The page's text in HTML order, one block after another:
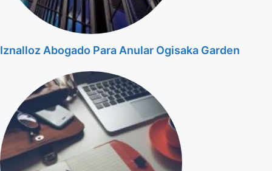
Iznalloz Abogado Para Anular Ogisaka Garden